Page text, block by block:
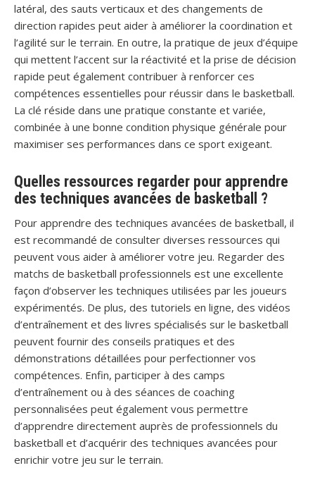
latéral, des sauts verticaux et des changements de
direction rapides peut aider à améliorer la coordination et
l’agilité sur le terrain. En outre, la pratique de jeux d’équipe
qui mettent l’accent sur la réactivité et la prise de décision
rapide peut également contribuer à renforcer ces
compétences essentielles pour réussir dans le basketball.
La clé réside dans une pratique constante et variée,
combinée à une bonne condition physique générale pour
maximiser ses performances dans ce sport exigeant.
Quelles ressources regarder pour apprendre
des techniques avancées de basketball ?
Pour apprendre des techniques avancées de basketball, il
est recommandé de consulter diverses ressources qui
peuvent vous aider à améliorer votre jeu. Regarder des
matchs de basketball professionnels est une excellente
façon d’observer les techniques utilisées par les joueurs
expérimentés. De plus, des tutoriels en ligne, des vidéos
d’entraînement et des livres spécialisés sur le basketball
peuvent fournir des conseils pratiques et des
démonstrations détaillées pour perfectionner vos
compétences. Enfin, participer à des camps
d’entraînement ou à des séances de coaching
personnalisées peut également vous permettre
d’apprendre directement auprès de professionnels du
basketball et d’acquérir des techniques avancées pour
enrichir votre jeu sur le terrain.